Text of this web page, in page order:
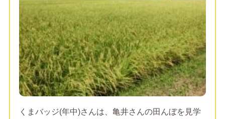
くまバッジ(年中)さんは、亀井さんの田んぼを見学